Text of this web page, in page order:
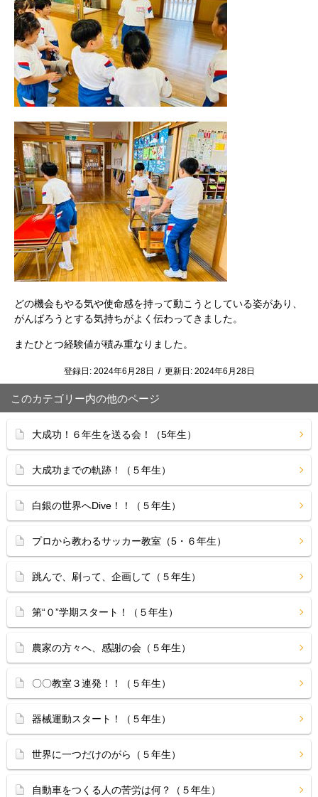
どの機会もやる気や使命感を持って動こうとしている姿があり、
がんばろうとする気持ちがよく伝わってきました。
またひとつ経験値が積み重なりました。
登録日: 2024年6月28日 / 更新日: 2024年6月28日
このカテゴリー内の他のページ
大成功！６年生を送る会！（5年生）
大成功までの軌跡！（５年生）
白銀の世界へDive！！（５年生）
プロから教わるサッカー教室（5・６年生）
跳んで、刷って、企画して（５年生）
第“０”学期スタート！（５年生）
農家の方々へ、感謝の会（５年生）
〇〇教室３連発！！（５年生）
器械運動スタート！（５年生）
世界に一つだけのがら（５年生）
自動車をつくる人の苦労は何？（５年生）